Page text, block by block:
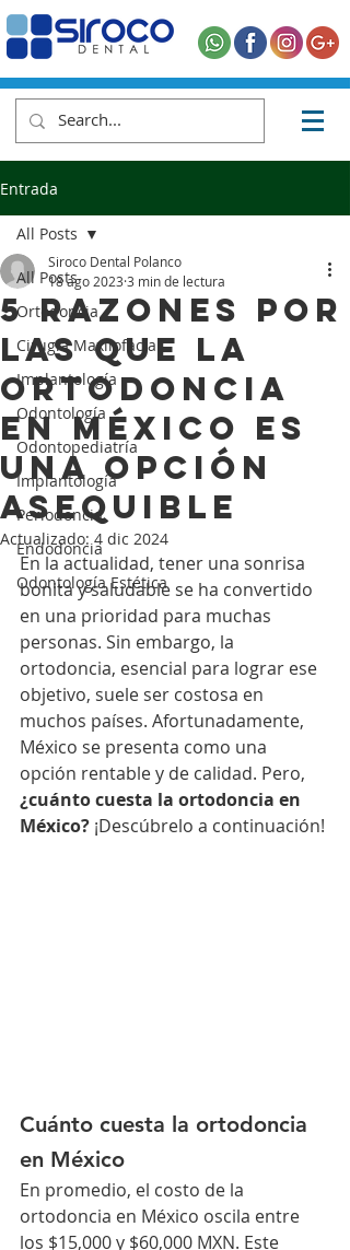
Entrada
All Posts
Ortodoncia
Cirugía Maxilofacial
Implantología
Odontología
Odontopediatría
Implantología
Periodoncia
Endodoncia
Odontología Estética
All Posts
5 Razones Por
Las Que La
Ortodoncia
En México Es
Una Opción
Asequible
Siroco Dental Polanco
18 ago 2023 3 min de lectura
Actualizado:4 dic 2024
En la actualidad, tener una sonrisa
bonita y saludable se ha convertido
en una prioridad para muchas
personas. Sin embargo, la
ortodoncia, esencial para lograr ese
objetivo, suele ser costosa en
muchos países. Afortunadamente,
México se presenta como una
opción rentable y de calidad. Pero,
¿cuánto cuesta la ortodoncia en
México? ¡Descúbrelo a continuación!
Cuánto cuesta la ortodoncia
en México
En promedio, el costo de la
ortodoncia en México oscila entre
los $15,000 y $60,000 MXN. Este